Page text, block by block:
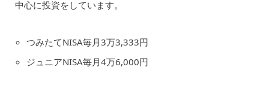
中心に投資をしています。
つみたてNISA毎月3万3,333円
ジュニアNISA毎月4万6,000円